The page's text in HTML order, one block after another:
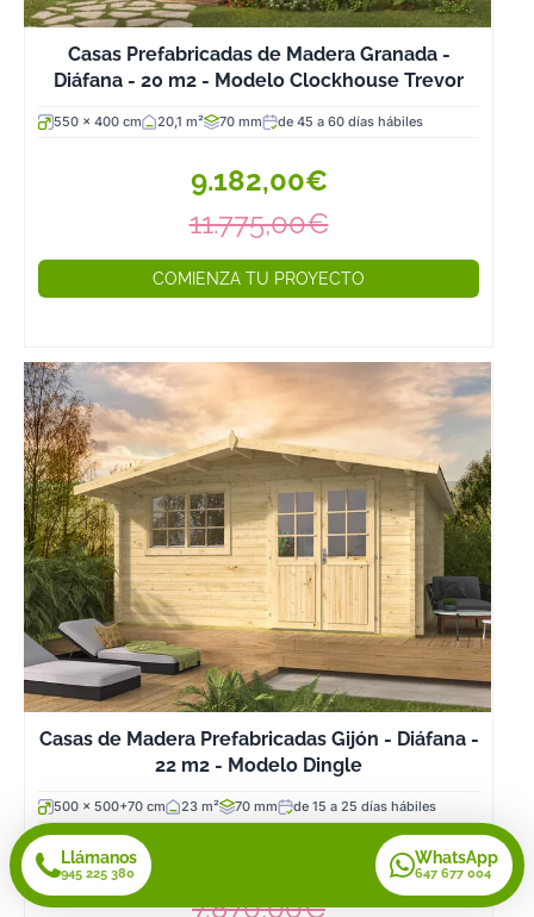
Casas Prefabricadas de Madera Granada -
Diáfana - 20 m2 - Modelo Clockhouse Trevor
550 x 400 cm 20,1 m² 70 mm de 45 a 60 días hábiles
9.182,00€
11.775,00€
COMIENZA TU PROYECTO
Casas de Madera Prefabricadas Gijón - Diáfana -
22 m2 - Modelo Dingle
500 x 500+70 cm 23 m² 70 mm de 15 a 25 días hábiles
7.870,00€
Llámanos
945 225 380
WhatsApp
647 677 004